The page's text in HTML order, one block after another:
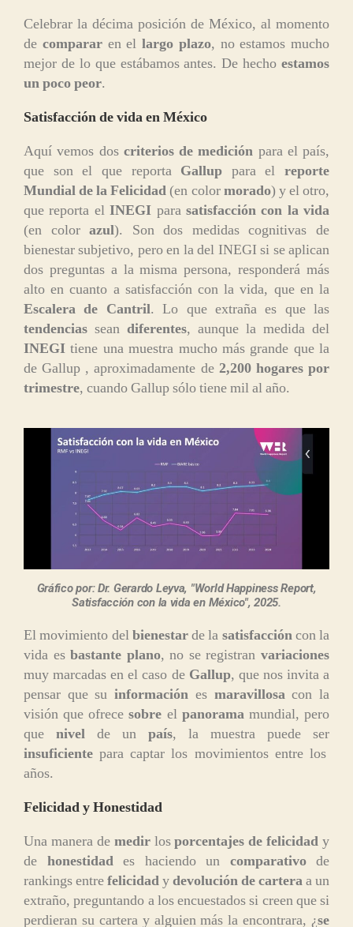
Celebrar la décima posición de México, al momento
de compararen el largo plazo, no estamos mucho
mejor de lo que estábamos antes. De hecho estamos
un poco peor.
Satisfacción de vida en México
Aquí vemos dos criterios de medición para el país,
que son el que reporta Gallup para el reporte
Mundial de la Felicidad (en colormorado) y el otro,
que reporta elINEGI para satisfacción con la vida
(en colorazul). Son dos medidas cognitivas de
bienestar subjetivo, pero en la del INEGI si se aplican
dos preguntas a la misma persona, responderá más
alto en cuanto a satisfacción con la vida, que en la
Escalera de Cantril. Lo que extraña es que las
tendencias sean diferentes, aunque la medida del
INEGI tiene una muestra mucho más grande que la
de Gallup , aproximadamente de 2,200 hogares por
trimestre, cuando Gallup sólo tiene mil al año.
Gráfico por: Dr. Gerardo Leyva, "World Happiness Report,
Satisfacción con la vida en México", 2025.
El movimiento delbienestarde la satisfaccióncon la
vida esbastante plano, no se registranvariaciones
muy marcadas en el caso de Gallup, que nos invita a
pensar que suinformación es maravillosacon la
visión que ofrecesobre el panoramamundial, pero
que nivel de un país, la muestra puede ser
insuficiente para captar los movimientos entre los
años.
Felicidad y Honestidad
Una manera de medirlosporcentajes de felicidad y
de honestidades haciendo un comparativode
rankings entrefelicidadydevolución de carteraa un
extraño, preguntando a los encuestados si creen que si
perdieran su cartera y alguien más la encontrara, ¿se